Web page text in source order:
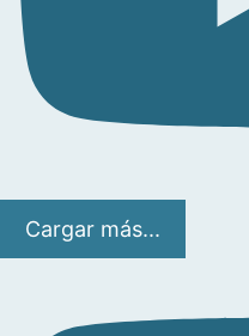
Cargar más...